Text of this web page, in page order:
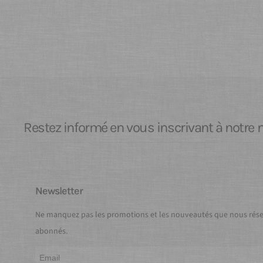
Restez informé en vous inscrivant à notre
Newsletter
Ne manquez pas les promotions et les nouveautés que nous
abonnés.